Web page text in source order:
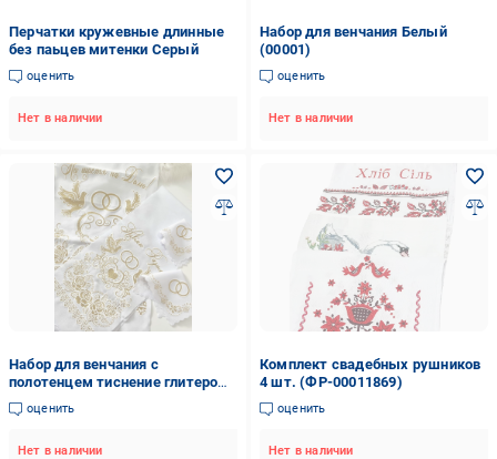
Перчатки кружевные длинные
без паьцев митенки Серый
оценить
Нет в наличии
Набор для венчания Белый
(00001)
оценить
Нет в наличии
Набор для венчания с
полотенцем тиснение глитером
Золотой (00004)
оценить
Нет в наличии
Комплект свадебных рушников
4 шт. (ФР-00011869)
оценить
Нет в наличии